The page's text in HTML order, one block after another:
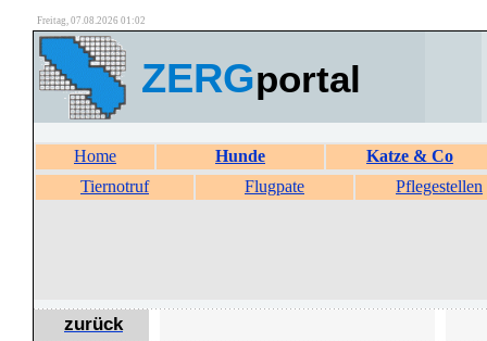
Freitag, 07.08.2026 01:02
ZERGportal
Home Hunde
Katze & Co
Tiernotruf
Flugpate Pflegestellen
zurück